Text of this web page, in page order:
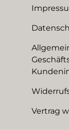
Vertrag